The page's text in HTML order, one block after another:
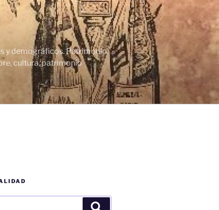
y demográficos. Patrimonio
cultura, patrimonio